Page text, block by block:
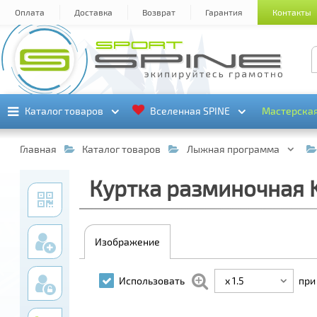
Оплата Доставка Возврат Гарантия Контакты
Каталог товаров
Каталог товаров Вселенная SPINE
Вселенная SPINE
Главная Каталог товаров Лыжная программа
Куртка
Изображение
x 1.5
Использовать